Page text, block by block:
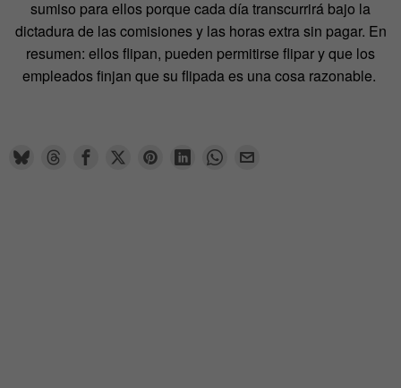
sumiso para ellos porque cada día transcurrirá bajo la
dictadura de las comisiones y las horas extra sin pagar. En
resumen: ellos flipan, pueden permitirse flipar y que los
empleados finjan que su flipada es una cosa razonable.